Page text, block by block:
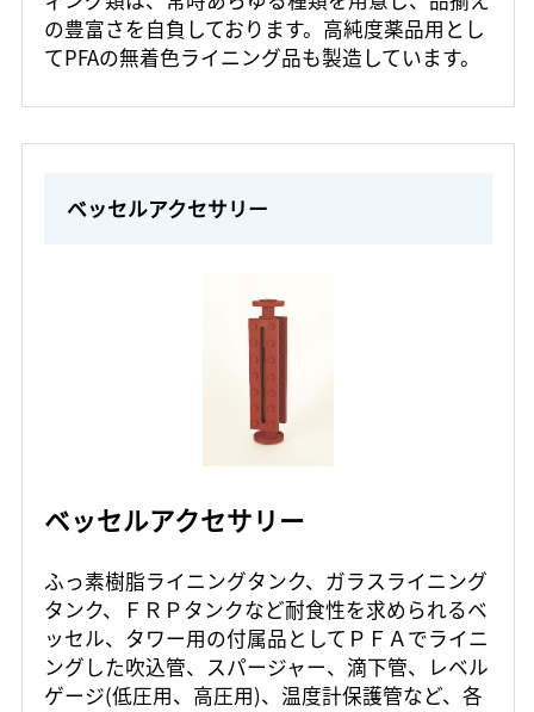
の豊富さを自負しております。高純度薬品用とし
てPFAの無着色ライニング品も製造しています。
ベッセルアクセサリー
ベッセルアクセサリー
ふっ素樹脂ライニングタンク、ガラスライニング
タンク、ＦＲＰタンクなど耐食性を求められるベ
ッセル、タワー用の付属品としてＰＦＡでライニ
ングした吹込管、スパージャー、滴下管、レベル
ゲージ(低圧用、高圧用)、温度計保護管など、各